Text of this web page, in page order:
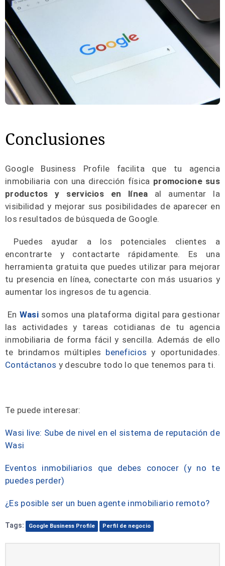
Conclusiones
Google Business Profile facilita que tu agencia
inmobiliaria con una dirección física promocione sus
productos y servicios en línea al aumentar la
visibilidad y mejorar sus posibilidades de aparecer en
los resultados de búsqueda de Google.
Puedes ayudar a los potenciales clientes a
encontrarte y contactarte rápidamente. Es una
herramienta gratuita que puedes utilizar para mejorar
tu presencia en línea, conectarte con más usuarios y
aumentar los ingresos de tu agencia.
En Wasi somos una plataforma digital para gestionar
las actividades y tareas cotidianas de tu agencia
inmobiliaria de forma fácil y sencilla. Además de ello
te brindamos múltiples beneficios y oportunidades.
Contáctanos y descubre todo lo que tenemos para ti.
Te puede interesar:
Wasi live: Sube de nivel en el sistema de reputación de
Wasi
Eventos inmobiliarios que debes conocer (y no te
puedes perder)
¿Es posible ser un buen agente inmobiliario remoto?
Tags: Google Business Profile Perfil de negocio